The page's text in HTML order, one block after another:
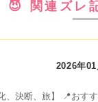
😈 関連ズレ
2026年
決断、旅】 📍おす